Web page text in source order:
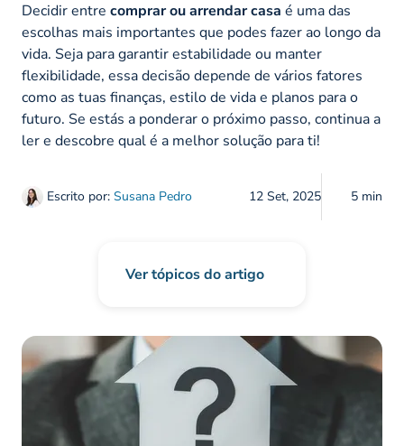
Escrito por: Susana Pedro 12 Set, 2025 5 min
Decidir entre comprar ou arrendar casa é uma das
escolhas mais importantes que podes fazer ao longo da
vida. Seja para garantir estabilidade ou manter
flexibilidade, essa decisão depende de vários fatores
como as tuas finanças, estilo de vida e planos para o
futuro. Se estás a ponderar o próximo passo, continua a
ler e descobre qual é a melhor solução para ti!
Ver tópicos do artigo